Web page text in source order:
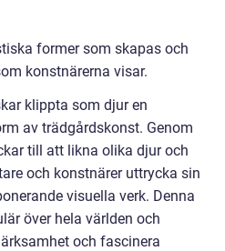
former som skapas och
konstnärerna visar.
klippta som djur en
av trädgårdskonst. Genom
till att likna olika djur och
och konstnärer uttrycka sin
visuella verk. Denna
över hela världen och
och fascinera